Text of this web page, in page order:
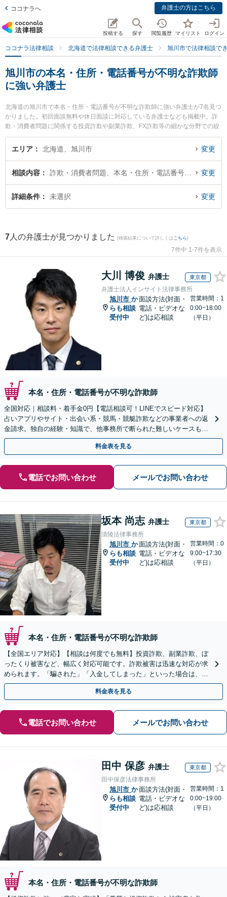
ココナラへ 弁護士の方はこちら
投稿する 探す 閲覧履歴 マイリスト ログイン
ココナラ法律相談 北海道で法律相談できる弁護士 旭川市で法律相談で
旭川市の本名・住所・電話番号が不明な詐欺師
に強い弁護士
北海道の旭川市で本名・住所・電話番号が不明な詐欺師に強い弁護士が7名見つ
かりました。初回面談無料や休日面談に対応している弁護士なども掲載中。詐
欺・消費者問題に関係する投資詐欺や副業詐欺、FX詐欺等の細かな分野での絞
り込み検索もでき便利です。特に大平法律事務所の大平 祐大弁護士やラフター
法律事務所の小田桐 誠弁護士、あさひかわ法律事務所の東 明香弁護士のプロフ
士に相談したい』『本名・住所・電話番号が不明な詐欺師のトラブル解決の実
績豊富な近くの弁護士を検索したい』『初回相談無料で本名・住所・電話番号
が不明な詐欺師を法律相談できる旭川市内の弁護士に相談予約したい』などで
エリア 北海道、旭川市 変更
相談内容 変更
詳細条件 未選択 変更
7 人の弁護士が見つかりました (検索結果について詳しくは こちら)
7件中 1-7件を表示
大川 博俊 弁護士 東京都
弁護士法人インサイト法律事務所
旭川市 か
らも相談
受付中
面談方法(対面・
電話・ビデオな
ど)は応相談
営業時間：1
0:00~18:00
（平日）
本名・住所・電話番号が不明な詐欺師
全国対応｜相談料・着手金0円【電話相談可！LINEでスピード対応】
占いアプリやサイト・出会い系・競馬・競艇詐欺などの事業者への返
金請求。独自の経験・知識で、他事務所で断られた難しいケースも解
決に導いた実績あり。まずはお気軽にご相談ください
料金表を見る
電話でお問い合わせ メールでお問い合わせ
坂本 尚志 弁護士 東京都
清陵法律事務所
旭川市 か
らも相談
受付中
面談方法(対面・
電話・ビデオな
ど)は応相談
営業時間：0
9:00~17:30
（平日）
本名・住所・電話番号が不明な詐欺師
【全国エリア対応】【相談は何度でも無料】投資詐欺、副業詐欺、ぼ
ったくり被害など、幅広く対応可能です。詐欺被害は迅速な対応が求
められます。「騙された」「入金してしまった」といった場合は、お
早めにご相談ください。【電話・メール・WEB相談可】
料金表を見る
電話でお問い合わせ メールでお問い合わせ
田中 保彦 弁護士 東京都
田中保彦法律事務所
旭川市 か
らも相談
受付中
面談方法(対面・
電話・ビデオな
ど)は応相談
営業時間：1
0:00~19:00
（平日）
本名・住所・電話番号が不明な詐欺師